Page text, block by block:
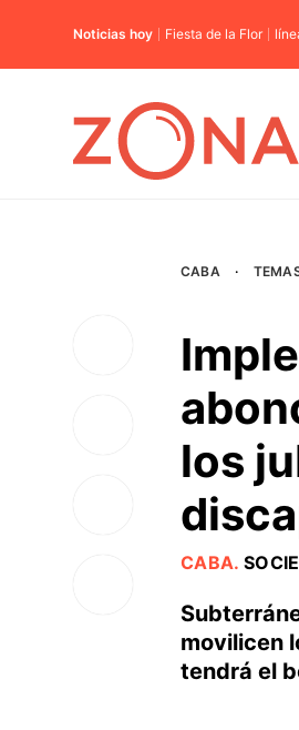
Noticias hoy Fiesta de la Flor
CABA ·
los
CABA.
movilicen
tendrá el